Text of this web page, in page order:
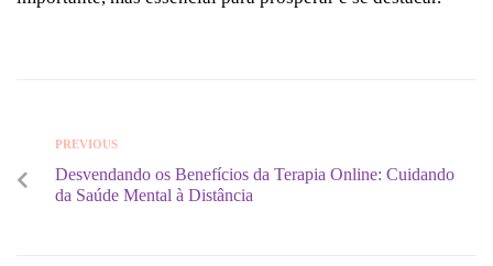
PREVIOUS
Desvendando os Benefícios da Terapia Online: Cuidando
da Saúde Mental à Distância